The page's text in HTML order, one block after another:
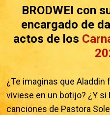
BRODWEI con
encargado de
actos de los
¿Te imaginas que
viviese en un botijo? ¿Y si
canciones de Pastora